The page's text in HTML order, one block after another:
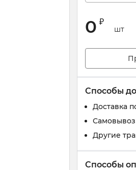
0 ₽
шт
Способы
Доставка
Другие
Способы